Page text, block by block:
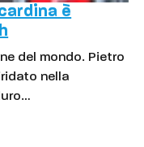
è
del mondo. Pietro
nella